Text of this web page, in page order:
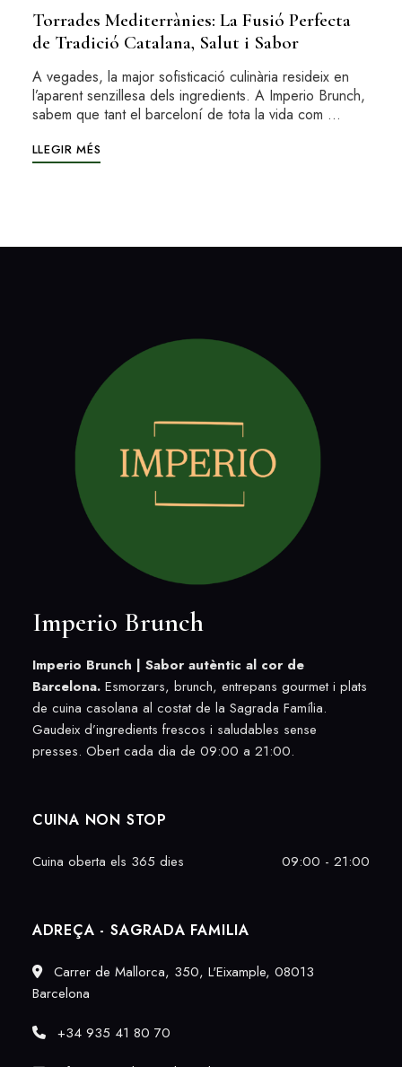
Torrades Mediterrànies: La Fusió Perfecta
de Tradició Catalana, Salut i Sabor
A vegades, la major sofisticació culinària resideix en
l’aparent senzillesa dels ingredients. A Imperio Brunch,
sabem que tant el barceloní de tota la vida com …
LLEGIR MÉS
Imperio Brunch
Imperio Brunch | Sabor autèntic al cor de
Barcelona.Esmorzars, brunch, entrepans gourmet i plats
de cuina casolana al costat de la Sagrada Família.
Gaudeix d’ingredients frescos i saludables sense
presses. Obert cada dia de 09:00 a 21:00.
CUINA NON STOP
Cuina oberta els 365 dies 09:00 - 21:00
ADREÇA - SAGRADA FAMILIA
Carrer de Mallorca, 350, L'Eixample, 08013
Barcelona
+34 935 41 80 70